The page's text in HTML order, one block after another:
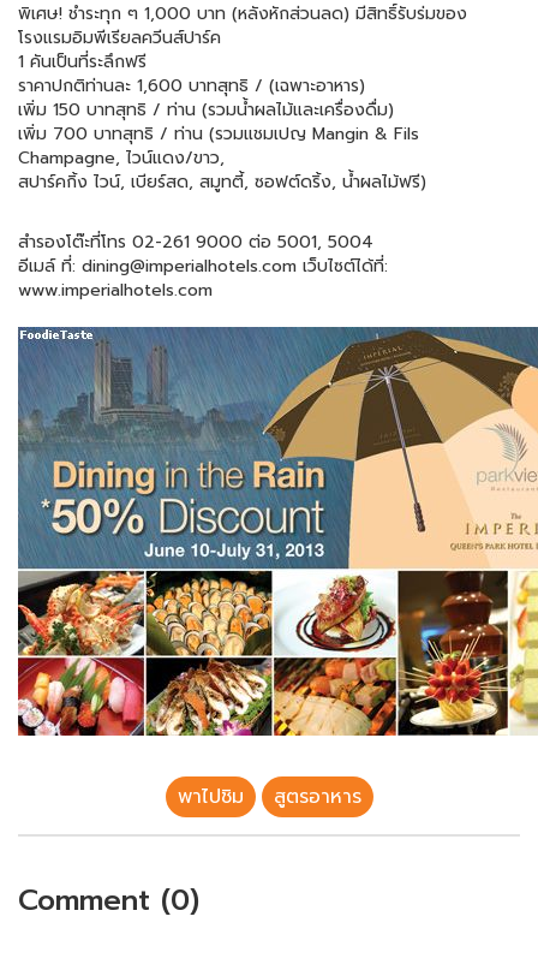
พิเศษ! ชำระทุก ๆ 1,000 บาท (หลังหักส่วนลด) มีสิทธิ์รับร่มของ
โรงแรมอิมพีเรียลควีนส์ปาร์ค
1 คันเป็นที่ระลึกฟรี
ราคาปกติท่านละ 1,600 บาทสุทธิ / (เฉพาะอาหาร)
เพิ่ม 150 บาทสุทธิ / ท่าน (รวมน้ำผลไม้และเครื่องดื่ม)
เพิ่ม 700 บาทสุทธิ / ท่าน (รวมแชมเปญ Mangin & Fils
Champagne, ไวน์แดง/ขาว,
สปาร์คกิ้ง ไวน์, เบียร์สด, สมูทตี้, ซอฟต์ดริ้ง, น้ำผลไม้ฟรี)
สำรองโต๊ะที่โทร 02-261 9000 ต่อ 5001, 5004
อีเมล์ ที่: dining@imperialhotels.com เว็บไซต์ได้ที่:
www.imperialhotels.com
พาไปชิม สูตรอาหาร
Comment (0)